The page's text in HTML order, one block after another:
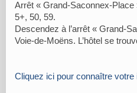
Arrêt « Grand-Saconnex-Place
5+, 50, 59.
Descendez à l’arrêt « Grand-
Voie-de-Moëns. L’hôtel se
Cliquez ici pour connaître votre